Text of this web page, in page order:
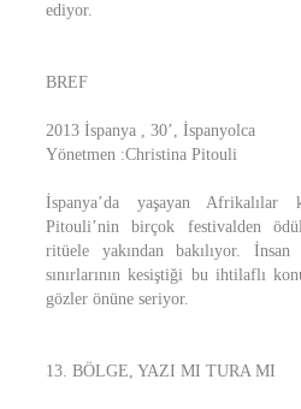
ediyor.
BREF
2013 İspanya , 30’, İspanyolca
Yönetmen :Christina Pitouli
İspanya’da yaşayan Afrikalılar
Pitouli’nin birçok festivalden
ritüele yakından bakılıyor.
sınırlarının kesiştiği bu ihtilaflı
gözler önüne seriyor.
13. BÖLGE, YAZI MI TURA MI